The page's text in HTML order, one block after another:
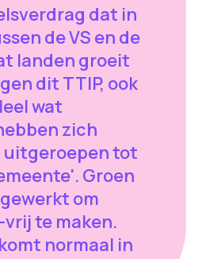
dat in
de VS en de
landen groeit
dit TTIP, ook
wat
zich
tot
Groen
om
te maken.
normaal in